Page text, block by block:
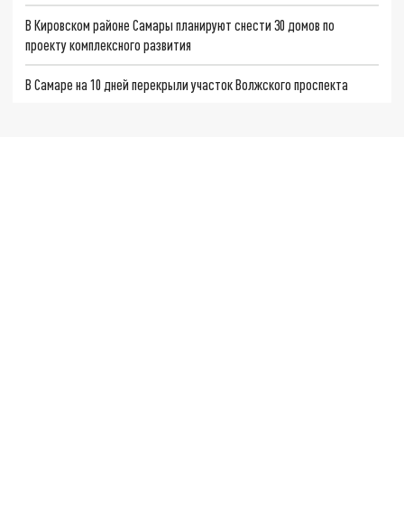
В Кировском районе Самары планируют снести 30 домов по
проекту комплексного развития
В Самаре на 10 дней перекрыли участок Волжского проспекта